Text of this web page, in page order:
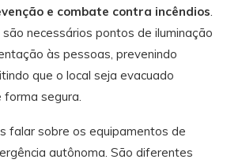
e combate contra incêndios
necessários pontos de iluminação
às pessoas, prevenindo
que o local seja evacuado
segura.
falar sobre os equipamentos de
autônoma. São diferentes